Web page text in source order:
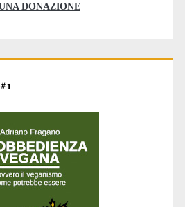
DONAZIONE